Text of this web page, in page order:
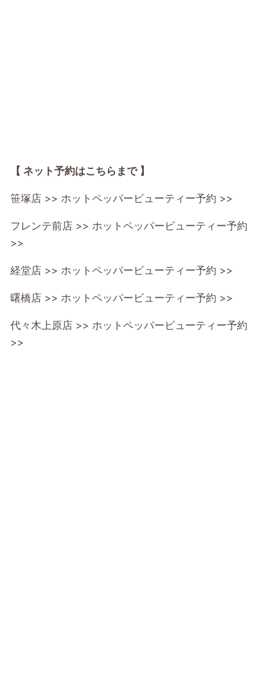
【 ネット予約はこちらまで 】
笹塚店 >> ホットペッパービューティー予約 >>
フレンテ前店 >> ホットペッパービューティー予約
>>
経堂店 >> ホットペッパービューティー予約 >>
曙橋店 >> ホットペッパービューティー予約 >>
代々木上原店 >> ホットペッパービューティー予約
>>